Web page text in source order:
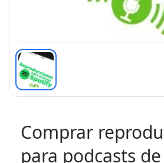
Comprar
para podcasts